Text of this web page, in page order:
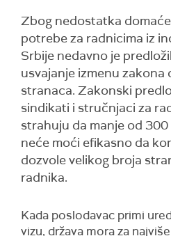
Zbog nedostatka
potrebe za radnicima iz
Srbije nedavno je
usvajanje izmenu zakona
stranaca. Zakonski
sindikati i stručnjaci za
strahuju da manje od
neće moći efikasno da
dozvole velikog broja
radnika.
Kada poslodavac primi
vizu, država mora za